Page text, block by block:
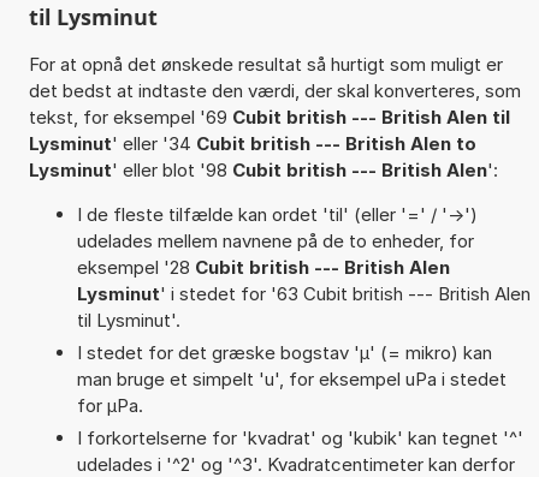
til Lysminut
For at opnå det ønskede resultat så hurtigt som muligt er
det bedst at indtaste den værdi, der skal konverteres, som
tekst, for eksempel '69 Cubit british --- British Alen til
Lysminut' eller '34 Cubit british --- British Alen to
Lysminut' eller blot '98 Cubit british --- British Alen':
I de fleste tilfælde kan ordet 'til' (eller '=' / '->')
udelades mellem navnene på de to enheder, for
eksempel '28 Cubit british --- British Alen
Lysminut' i stedet for '63 Cubit british --- British Alen
til Lysminut'.
I stedet for det græske bogstav 'µ' (= mikro) kan
man bruge et simpelt 'u', for eksempel uPa i stedet
for µPa.
I forkortelserne for 'kvadrat' og 'kubik' kan tegnet '^'
udelades i '^2' og '^3'. Kvadratcentimeter kan derfor